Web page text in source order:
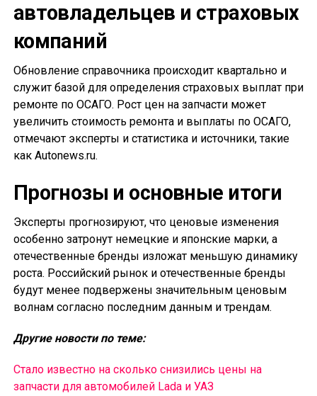
автовладельцев и страховых
компаний
Обновление справочника происходит квартально и
служит базой для определения страховых выплат при
ремонте по ОСАГО. Рост цен на запчасти может
увеличить стоимость ремонта и выплаты по ОСАГО,
отмечают эксперты и статистика и источники, такие
как Autonews.ru.
Прогнозы и основные итоги
Эксперты прогнозируют, что ценовые изменения
особенно затронут немецкие и японские марки, а
отечественные бренды изложат меньшую динамику
роста. Российский рынок и отечественные бренды
будут менее подвержены значительным ценовым
волнам согласно последним данным и трендам.
Другие новости по теме:
Стало известно на сколько снизились цены на
запчасти для автомобилей Lada и УАЗ